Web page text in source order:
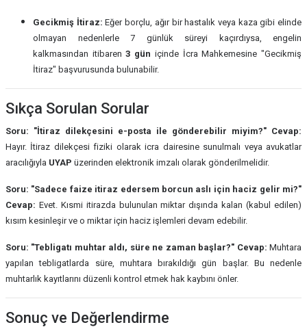
Gecikmiş İtiraz: Eğer borçlu, ağır bir hastalık veya kaza gibi elinde
olmayan nedenlerle 7 günlük süreyi kaçırdıysa, engelin
kalkmasından itibaren3 gün içinde İcra Mahkemesine "Gecikmiş
İtiraz" başvurusunda bulunabilir.
Sıkça Sorulan Sorular
Soru: "İtiraz dilekçesini e-posta ile gönderebilir miyim?" Cevap:
Hayır. İtiraz dilekçesi fiziki olarak icra dairesine sunulmalı veya avukatlar
aracılığıyla UYAP üzerinden elektronik imzalı olarak gönderilmelidir.
Soru: "Sadece faize itiraz edersem borcun aslı için haciz gelir mi?"
Cevap: Evet. Kısmi itirazda bulunulan miktar dışında kalan (kabul edilen)
kısım kesinleşir ve o miktar için haciz işlemleri devam edebilir.
Soru: "Tebligatı muhtar aldı, süre ne zaman başlar?" Cevap: Muhtara
yapılan tebligatlarda süre, muhtara bırakıldığı gün başlar. Bu nedenle
muhtarlık kayıtlarını düzenli kontrol etmek hak kaybını önler.
Sonuç ve Değerlendirme